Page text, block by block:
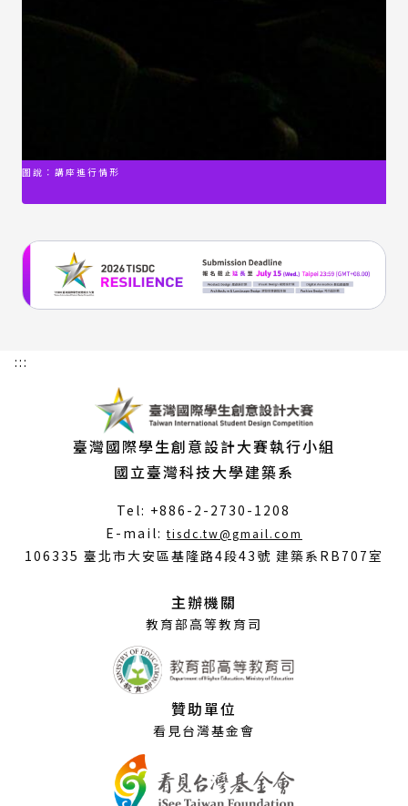
圖說：講座進行情形
:::
臺灣國際學生創意設計大賽執行小組
國立臺灣科技大學建築系
Tel: +886-2-2730-1208
E-mail:tisdc.tw@gmail.com
開
106335 臺北市大安區基隆路4段43號 建築系RB707室
主辦機關
教育部高等教育司
贊助單位
看見台灣基金會